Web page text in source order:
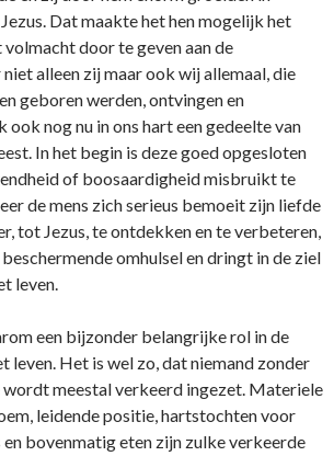
Dat maakte het hen mogelijk het
door te geven aan de
alleen zij maar ook wij allemaal, die
geboren werden, ontvingen en
nog nu in ons hart een gedeelte van
In het begin is deze goed opgesloten
of boosaardigheid misbruikt te
de mens zich serieus bemoeit zijn liefde
tot Jezus, te ontdekken en te verbeteren,
omhulsel en dringt in de ziel
leven.
een bijzonder belangrijke rol in de
leven. Het is wel zo, dat niemand zonder
wordt meestal verkeerd ingezet. Materiele
leidende positie, hartstochten voor
en bovenmatig eten zijn zulke verkeerde